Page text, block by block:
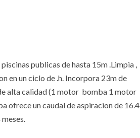
publicas de hasta 15m .Limpia ,
en un ciclo de .h. Incorpora 23m de
alta calidad (1 motor bomba 1 motor
ofrece un caudal de aspiracion de 16.4